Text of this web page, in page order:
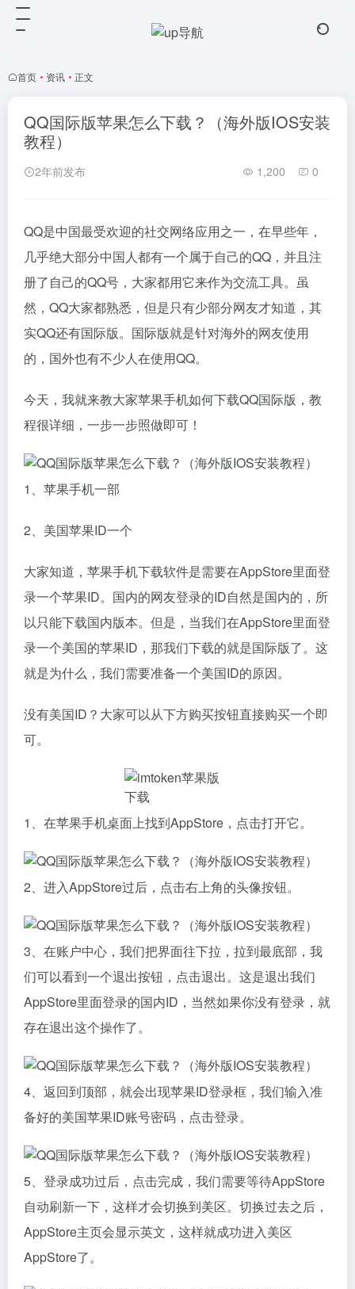
首页 • 资讯 • 正文
QQ国际版苹果怎么下载？（海外版IOS安装
教程）
2年前发布 1,200 0
QQ是中国最受欢迎的社交网络应用之一，在早些年，
几乎绝大部分中国人都有一个属于自己的QQ，并且注
册了自己的QQ号，大家都用它来作为交流工具。虽
然，QQ大家都熟悉，但是只有少部分网友才知道，其
实QQ还有国际版。国际版就是针对海外的网友使用
的，国外也有不少人在使用QQ。
今天，我就来教大家苹果手机如何下载QQ国际版，教
程很详细，一步一步照做即可！
1、苹果手机一部
2、美国苹果ID一个
大家知道，苹果手机下载软件是需要在AppStore里面登
录一个苹果ID。国内的网友登录的ID自然是国内的，所
以只能下载国内版本。但是，当我们在AppStore里面登
录一个美国的苹果ID，那我们下载的就是国际版了。这
就是为什么，我们需要准备一个美国ID的原因。
没有美国ID？大家可以从下方购买按钮直接购买一个即
可。
1、在苹果手机桌面上找到AppStore，点击打开它。
2、进入AppStore过后，点击右上角的头像按钮。
3、在账户中心，我们把界面往下拉，拉到最底部，我
们可以看到一个退出按钮，点击退出。这是退出我们
AppStore里面登录的国内ID，当然如果你没有登录，就
存在退出这个操作了。
4、返回到顶部，就会出现苹果ID登录框，我们输入准
备好的美国苹果ID账号密码，点击登录。
5、登录成功过后，点击完成，我们需要等待AppStore
自动刷新一下，这样才会切换到美区。切换过去之后，
AppStore主页会显示英文，这样就成功进入美区
AppStore了。